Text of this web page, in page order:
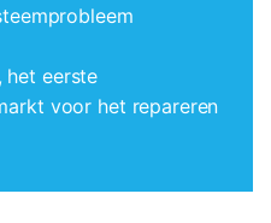
het eerste
voor het repareren